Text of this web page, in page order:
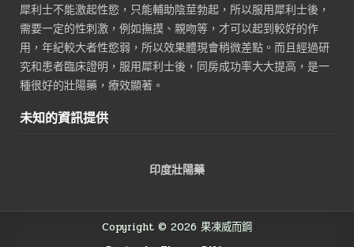
犀利士不能激起性慾，只能輔助陰莖勃起，所以服用犀利士後，
需要一定的性刺激，例如撫摸、親吻等，才可以起到較好的作
用，年紀較大者性慾弱，所以效果體現會稍微差點。而且經過研
究和患者臨床證明，服用犀利士後，同房成功率大大提高，是一
種很好的壯陽藥，療效顯著。
未知的資訊提供
印度壯陽藥
Copyright © 2026 果凍威而鋼